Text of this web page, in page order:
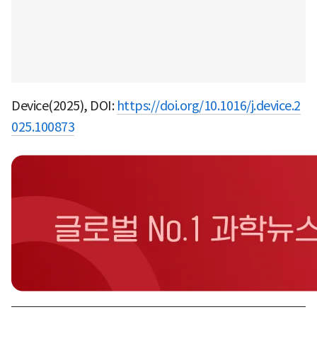
Device(2025), DOI: https://doi.org/10.1016/j.device.2
025.100873